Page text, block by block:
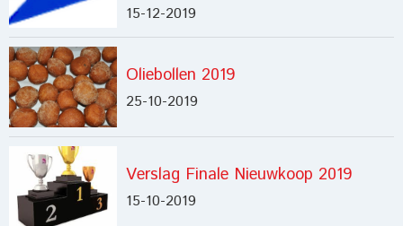
15-12-2019
Oliebollen 2019
25-10-2019
Verslag Finale Nieuwkoop 2019
15-10-2019